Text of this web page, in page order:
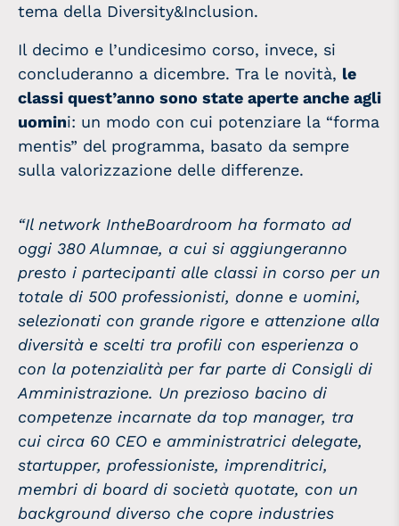
tema della Diversity&Inclusion.
Il decimo e l’undicesimo corso, invece, si
concluderanno a dicembre. Tra le novità, le
classi quest’anno sono state aperte anche agli
uomini: un modo con cui potenziare la “forma
mentis” del programma, basato da sempre
sulla valorizzazione delle differenze.
“Il network IntheBoardroom ha formato ad
oggi 380 Alumnae, a cui si aggiungeranno
presto i partecipanti alle classi in corso per un
totale di 500 professionisti, donne e uomini,
selezionati con grande rigore e attenzione alla
diversità e scelti tra profili con esperienza o
con la potenzialità per far parte di Consigli di
Amministrazione. Un prezioso bacino di
competenze incarnate da top manager, tra
cui circa 60 CEO e amministratrici delegate,
startupper, professioniste, imprenditrici,
membri di board di società quotate, con un
background diverso che copre industries